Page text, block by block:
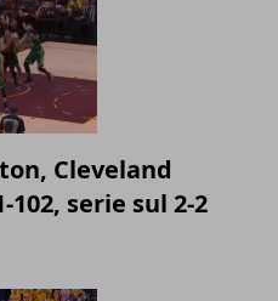
Cleveland
serie sul 2-2